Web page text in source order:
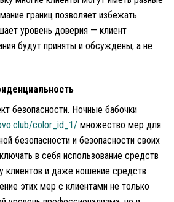
границ позволяет избежать
уровень доверия — клиент
будут приняты и обсуждены, а не
безопасности. Ночные бабочки
color_id_1/ множество мер для
безопасности и безопасности своих
в себя использование средств
клиентов и даже ношение средств
этих мер с клиентами не только